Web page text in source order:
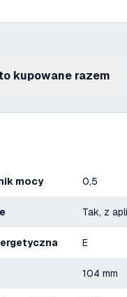
kupowane razem
mocy 0,5
Tak, z
E
104 mm